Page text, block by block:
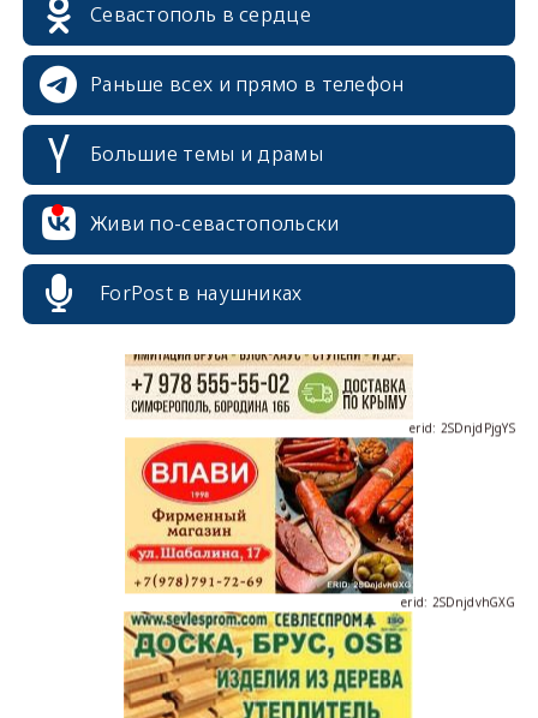
Севастополь в сердце
Раньше всех и прямо в телефон
Большие темы и драмы
Живи по-севастопольски
ForPost в наушниках
erid: 2SDnjcrDNw6
erid: 2SDnjdPjgYS
erid: 2SDnjdvhGXG